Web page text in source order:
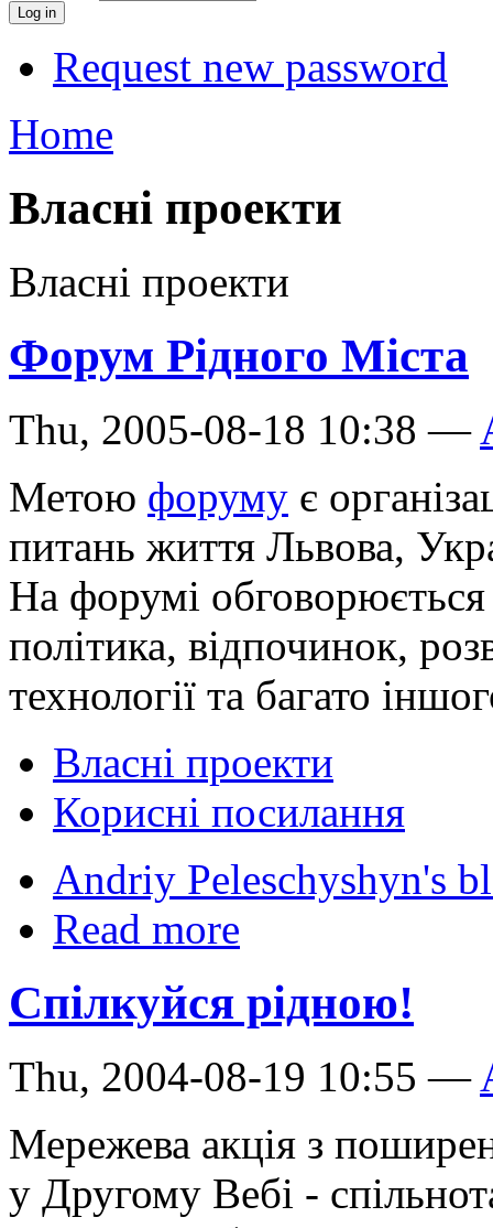
Request new password
Home
Власні проекти
Власні проекти
Форум Рідного Міста
Thu, 2005-08-18 10:38 —
Метою форуму є
питань життя Львова,
На форумі
політика, відпочинок,
технології та багато
Власні проекти
Корисні посилання
Andriy Peleschyshyn's
Read more
Спілкуйся рідною!
Thu, 2004-08-19 10:55 —
Мережева акція з
у Другому Вебі -